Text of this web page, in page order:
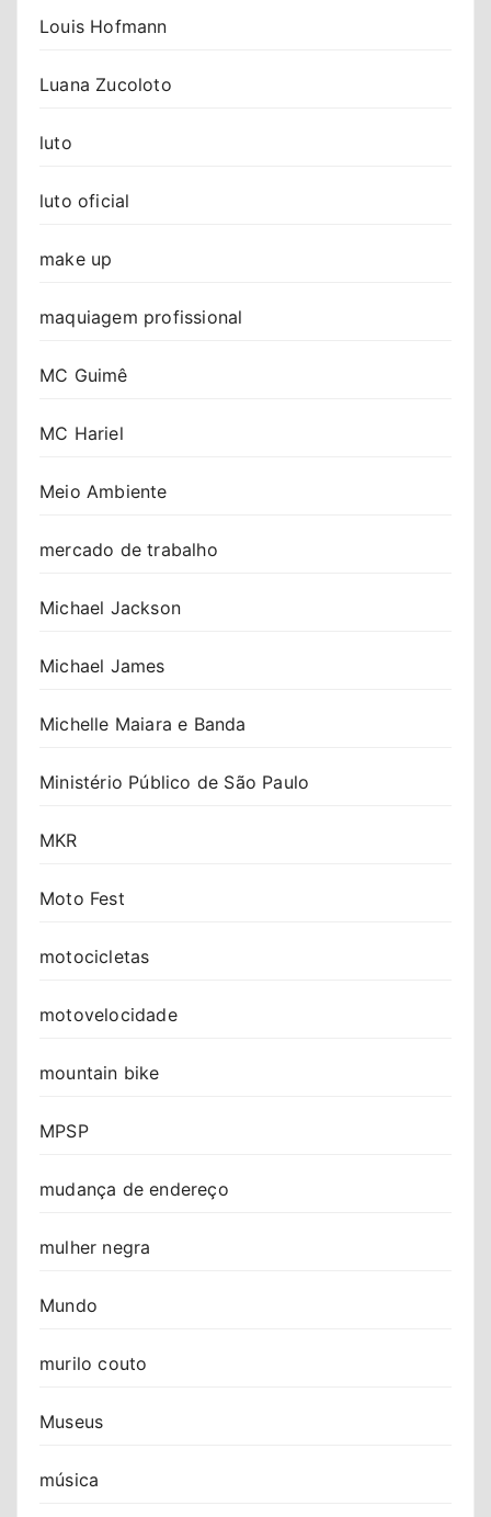
Louis Hofmann
Luana Zucoloto
luto
luto oficial
make up
maquiagem profissional
MC Guimê
MC Hariel
Meio Ambiente
mercado de trabalho
Michael Jackson
Michael James
Michelle Maiara e Banda
Ministério Público de São Paulo
MKR
Moto Fest
motocicletas
motovelocidade
mountain bike
MPSP
mudança de endereço
mulher negra
Mundo
murilo couto
Museus
música